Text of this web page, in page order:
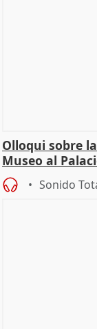
Olloqui sobre
Museo al
Sonido